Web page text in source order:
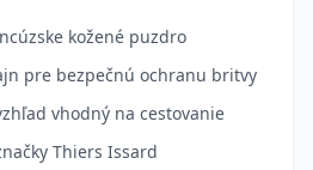
kožené puzdro
pre bezpečnú ochranu britvy
vhodný na cestovanie
Thiers Issard